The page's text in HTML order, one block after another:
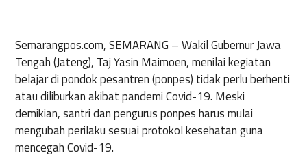
Semarangpos.com, SEMARANG – Wakil Gubernur Jawa
Tengah (Jateng), Taj Yasin Maimoen, menilai kegiatan
belajar di pondok pesantren (ponpes) tidak perlu berhenti
atau diliburkan akibat pandemi Covid-19. Meski
demikian, santri dan pengurus ponpes harus mulai
mengubah perilaku sesuai protokol kesehatan guna
mencegah Covid-19.